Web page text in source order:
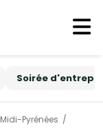
Soirée
Midi-Pyrénées